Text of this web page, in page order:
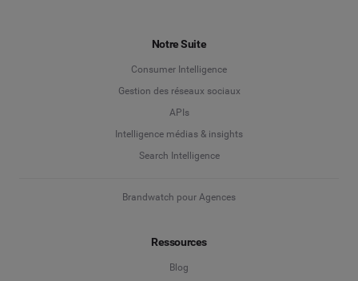
Notre Suite
Consumer Intelligence
Gestion des réseaux sociaux
APIs
Intelligence médias & insights
Search Intelligence
Brandwatch pour Agences
Ressources
Blog